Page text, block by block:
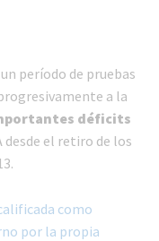
período de pruebas
a la
déficits
el retiro de los
como
por la propia